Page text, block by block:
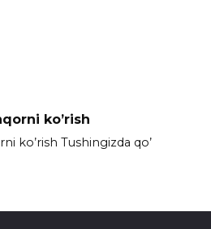
ko’rish
ko’rish Tushingizda qo’